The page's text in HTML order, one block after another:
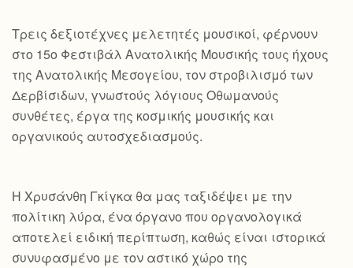
Τρεις δεξιοτέχνες μελετητές μουσικοί, φέρνουν
στο 15ο Φεστιβάλ Ανατολικής Μουσικής τους ήχους
της Ανατολικής Μεσογείου, τον στροβιλισμό των
Δερβίσιδων, γνωστούς λόγιους Οθωμανούς
συνθέτες, έργα της κοσμικής μουσικής και
οργανικούς αυτοσχεδιασμούς.
Η Χρυσάνθη Γκίγκα θα μας ταξιδέψει με την
πολίτικη λύρα, ένα όργανο που οργανολογικά
αποτελεί ειδική περίπτωση, καθώς είναι ιστορικά
συνυφασμένο με τον αστικό χώρο της